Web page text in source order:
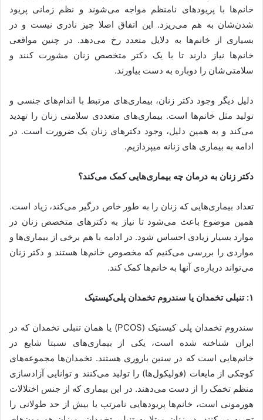
خانم‌ها با پریودهای نامنظم مواجه می‌شوند و نظم زمانی پریود
شدن‌شان به هم می‌ریزد. این اتفاق اصلا چیز نادری نیست و در
بسیاری از خانم‌ها به دلایل متعدد رخ می‌دهد. در چنین مواقعی
خانم‌ها نیاز دارند تا با یک دکتر متخصص زنان مشورت کنند و
سلامتی‌شان را دوباره به دست بیاورند.
دلیل دیگر وجود دکتر زنان، بیماری‌های مرتبط با اندام‌های جنسی و
تولید مثل خانم‌ها است. بیماری‌های متعددی سلامتی زنان را تهدید
می‌کند و به همین دلیل، وجود دکترهای زنان یک ضرورت است. در
ادامه به بیماری های زنانه میپردازیم.
دکتر زنان به درمان چه بیماری‌هایی کمک می‌کند؟
تعداد بیماری‌هایی که زنان را به طور خاص درگیر می‌کند، زیاد است.
همین موضوع باعث می‌شود تا نیاز به دکترهای متخصص زنان در
موارد بسیار زیادی احساس شود. در ادامه با هم برخی از بیماری‌ها و
مواردی را بررسی می‌کنیم که مخصوص خانم‌ها هستند و دکتر زنان
می‌تواند درباره‌ی آنها به خانم‌ها کمک کند.
۱: تنبلی تخمدان یا سندروم تخمدان پلی‌کیستیک
سندروم تخمدان پلی کیستیک (PCOS) یا همان تنبلی تخمدان که در
ایران شناخته شده است، یکی از بیماری‌های نسبتا شایع در
خانم‌هایی است که در سنین باروری هستند. تخمدان‌ها مجموعه‌های
کوچکی از مایعات (فولیکول‌ها) را تولید می‌کنند و توانایی آزادسازی
منظم تخمک را از دست می‌دهند. در این بیماری که از جنس اختلالات
هورمونی است، خانم‌ها پریودهایی نامرتب یا بیش از حد طولانی را